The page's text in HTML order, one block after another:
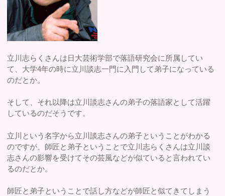
立川志らくさんは日大芸術学部で落語研究会に所属してい
て、大学4年の時に立川談志一門に入門して弟子になっている
のだとか。
そして、それ以降は立川談志さんの弟子の落語家として活躍
しているのだそうです。
立川という名字から立川談志さんの弟子ということがわかる
のですが、師匠と弟子ということで立川志らくさんは立川談
志さんの影響を受けてその芸風などが似ていると言われてい
るのだとか。
師匠と弟子ということで話し方などが師匠と似てきてしまう